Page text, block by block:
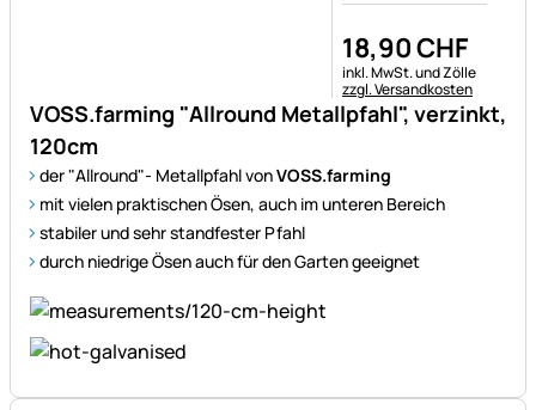
VOSS.farming "Allround Metallpfahl", verzinkt,
120cm
der "Allround"- Metallpfahl vonVOSS.farming
mit vielen praktischen Ösen, auch im unteren Bereich
stabiler und sehr standfester Pfahl
durch niedrige Ösen auch für den Garten geeignet
18,90CHF
Steuerhinweis:
inkl. MwSt. und Zölle
zzgl. Versandkosten